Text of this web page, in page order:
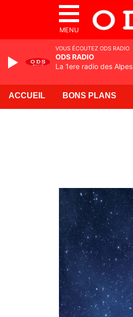
MENU
ACCUEIL BONS PLANS
VOUS ÉCOUTEZ ODS RADIO
ODS RADIO
La 1ere radio des Alpes